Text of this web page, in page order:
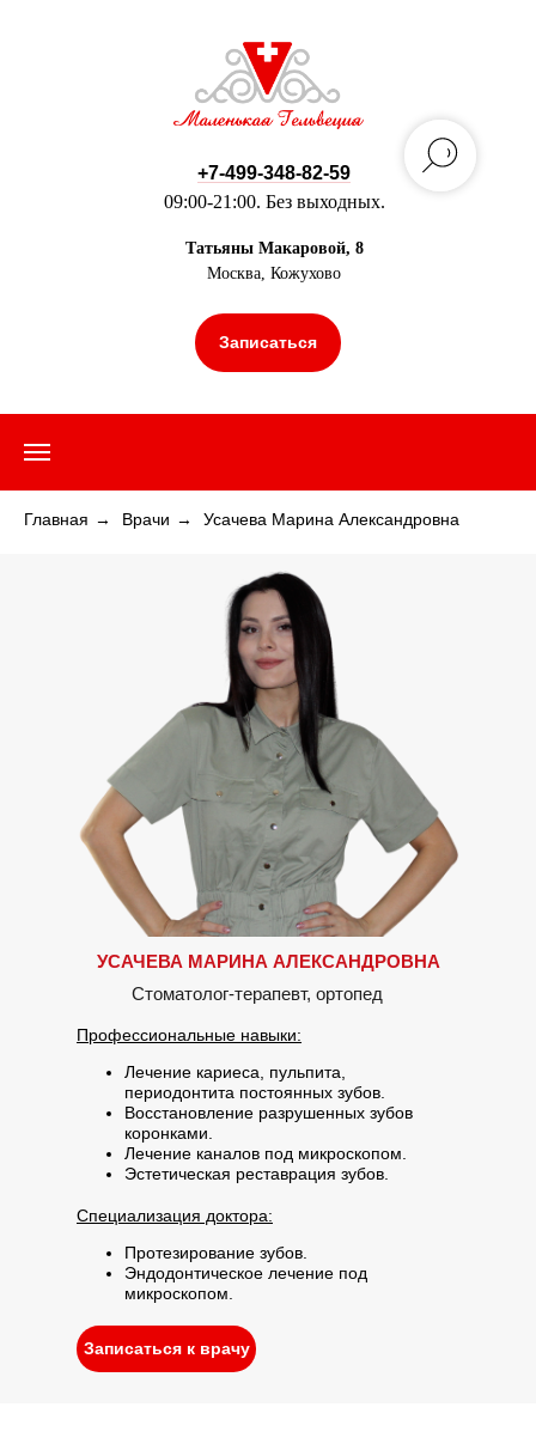
+7-499-348-82-59
09:00-21:00. Без выходных.
Татьяны Макаровой, 8
Москва, Кожухово
Записаться
Главная → Врачи → Усачева Марина Александровна
Стоматолог-терапевт, ортопед
УСАЧЕВА МАРИНА АЛЕКСАНДРОВНА
Записаться к врачу
Профессиональные навыки:
Лечение кариеса, пульпита,
периодонтита постоянных зубов.
Восстановление разрушенных зубов
коронками.
Лечение каналов под микроскопом.
Эстетическая реставрация зубов.
Специализация доктора:
Протезирование зубов.
Эндодонтическое лечение под
микроскопом.